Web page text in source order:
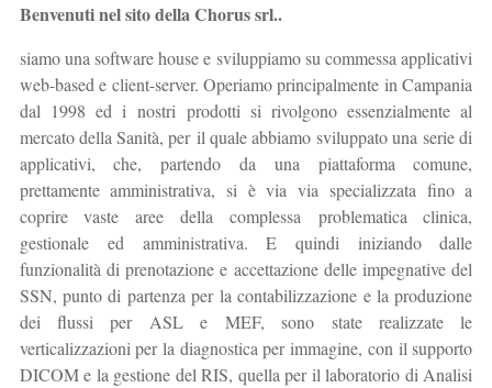
Benvenuti nel sito della Chorus srl..
siamo una software house e sviluppiamo su commessa applicativi
web-based e client-server. Operiamo principalmente in Campania
dal 1998 ed i nostri prodotti si rivolgono essenzialmente al
mercato della Sanità, per il quale abbiamo sviluppato una serie di
applicativi, che, partendo da una piattaforma comune,
prettamente amministrativa, si è via via specializzata fino a
coprire vaste aree della complessa problematica clinica,
gestionale ed amministrativa. E quindi iniziando dalle
funzionalità di prenotazione e accettazione delle impegnative del
SSN, punto di partenza per la contabilizzazione e la produzione
dei flussi per ASL e MEF, sono state realizzate le
verticalizzazioni per la diagnostica per immagine, con il supporto
DICOM e la gestione del RIS, quella per il laboratorio di Analisi